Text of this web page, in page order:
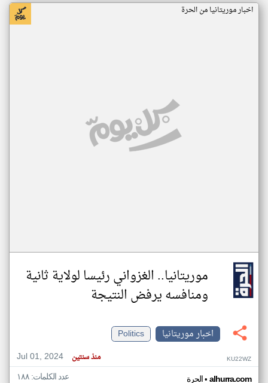
اخبار موريتانيا من الحرة
موريتانيا.. الغزواني رئيسا لولاية ثانية
ومنافسه يرفض النتيجة
اخبار موريتانيا
Politics
Jul 01, 2024
منذ سنتين KU22WZ
الحرة• alhurra.com عدد الكلمات: ١٨٨